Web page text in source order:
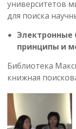
университетов
для поиска
Электронные
принципы и
Библиотека
книжная